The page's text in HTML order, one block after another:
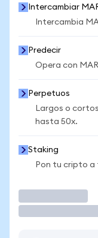
Intercambiar
Intercambia
Predecir
Opera con
Perpetuos
Largos o
hasta 50x.
Staking
Pon tu cripto a